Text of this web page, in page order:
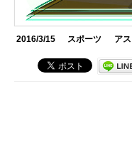
2016/3/15 スポーツ ア